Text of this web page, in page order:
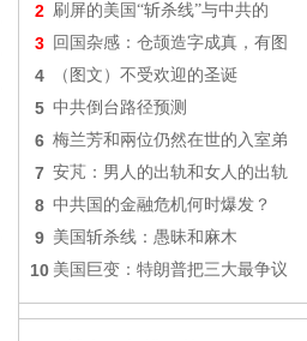
2 刷屏的美国“斩杀线”与中共的
3 回国杂感：仓颉造字成真，有图
4 （图文）不受欢迎的圣诞
5 中共倒台路径预测
6 梅兰芳和兩位仍然在世的入室弟
7 安芃：男人的出轨和女人的出轨
8 中共国的金融危机何时爆发？
9 美国斩杀线：愚昧和麻木
10 美国巨变：特朗普把三大最争议